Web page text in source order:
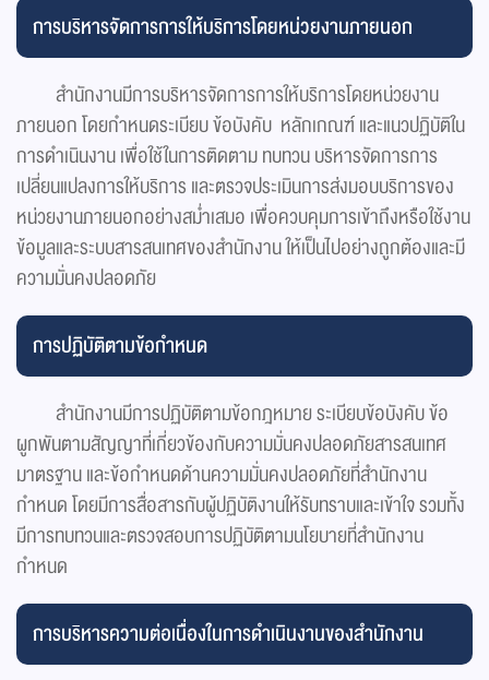
การบริหารจัดการการให้บริการโดยหน่วยงานภายนอก
สำนักงานมีการบริหารจัดการการให้บริการโดยหน่วยงาน
ภายนอก โดยกำหนดระเบียบ ข้อบังคับ หลักเกณฑ์ และแนวปฏิบัติใน
การดำเนินงาน เพื่อใช้ในการติดตาม ทบทวน บริหารจัดการการ
เปลี่ยนแปลงการให้บริการ และตรวจประเมินการส่งมอบบริการของ
หน่วยงานภายนอกอย่างสม่ำเสมอ เพื่อควบคุมการเข้าถึงหรือใช้งาน
ข้อมูลและระบบสารสนเทศของสำนักงาน ให้เป็นไปอย่างถูกต้องและมี
ความมั่นคงปลอดภัย
การปฏิบัติตามข้อกำหนด
สำนักงานมีการปฏิบัติตามข้อกฎหมาย ระเบียบข้อบังคับ ข้อ
ผูกพันตามสัญญาที่เกี่ยวข้องกับความมั่นคงปลอดภัยสารสนเทศ
มาตรฐาน และข้อกำหนดด้านความมั่นคงปลอดภัยที่สำนักงาน
กำหนด โดยมีการสื่อสารกับผู้ปฏิบัติงานให้รับทราบและเข้าใจ รวมทั้ง
มีการทบทวนและตรวจสอบการปฏิบัติตามนโยบายที่สำนักงาน
กำหนด
การบริหารความต่อเนื่องในการดําเนินงานของสำนักงาน